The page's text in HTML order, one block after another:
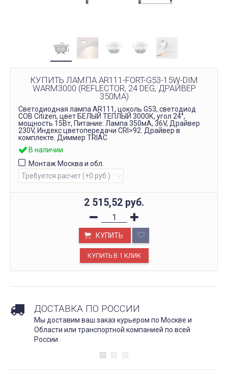
КУПИТЬ ЛАМПА AR111-FORT-G53-15W-DIM
WARM3000 (REFLECTOR, 24 DEG, ДРАЙВЕР
350MA)
Светодиодная лампа AR111, цоколь G53, светодиод
COB Citizen, цвет БЕЛЫЙ ТЕПЛЫЙ 3000К, угол 24°,
мощность 15Вт, Питание: Лампа 350мА, 36V, Драйвер
230V, Индекс цветопередачи CRI>92. Драйвер в
комплекте. Диммер TRIAC
В наличии
Монтаж Москва и обл.
2 515,52 руб.
КУПИТЬ
ДОСТАВКА ПО РОССИИ
Мы доставим ваш заказ курьером по Москве и
Области или транспортной компанией по всей
России.